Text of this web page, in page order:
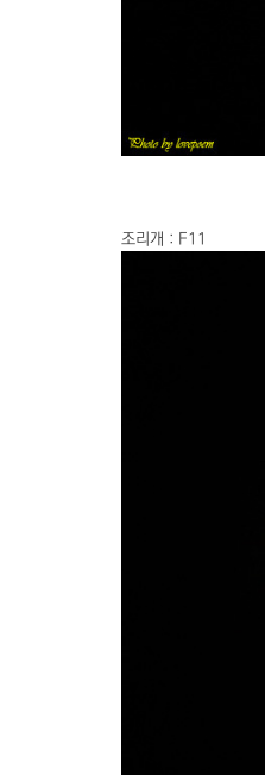
조리개 : F11